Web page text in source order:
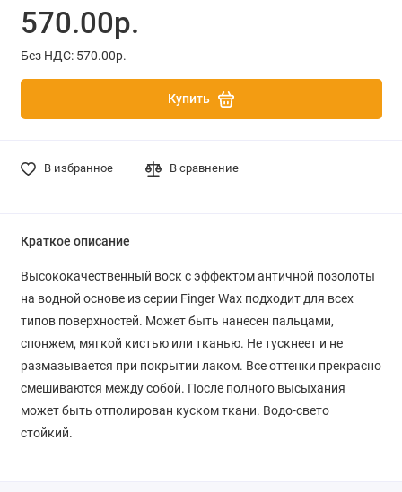
570.00р.
Без НДС: 570.00р.
Купить
В избранное В сравнение
Краткое описание
Высококачественный воск с эффектом античной позолоты
на водной основе из серии Finger Wax подходит для всех
типов поверхностей. Может быть нанесен пальцами,
спонжем, мягкой кистью или тканью. Не тускнеет и не
размазывается при покрытии лаком. Все оттенки прекрасно
смешиваются между собой. После полного высыхания
может быть отполирован куском ткани. Водо-свето
стойкий.